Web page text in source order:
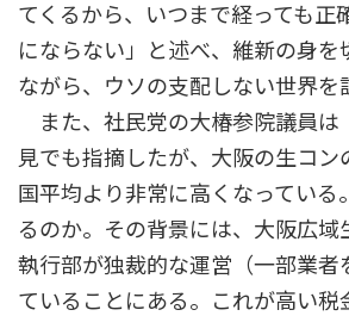
てくるから、いつまで経っても正
にならない」と述べ、維新の身を
ながら、ウソの支配しない世界を
また、社民党の大椿参院議員は
見でも指摘したが、大阪の生コン
国平均より非常に高くなっている
るのか。その背景には、大阪広域
執行部が独裁的な運営（一部業者
ていることにある。これが高い税